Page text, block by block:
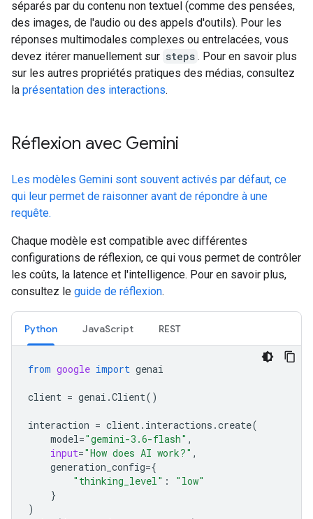
séparés par du contenu non textuel (comme des pensées,
des images, de l'audio ou des appels d'outils). Pour les
réponses multimodales complexes ou entrelacées, vous
devez itérer manuellement sur steps . Pour en savoir plus
sur les autres propriétés pratiques des médias, consultez
la présentation des interactions.
Réflexion avec Gemini
Les modèles Gemini sont souvent activés par défaut, ce
qui leur permet de raisonner avant de répondre à une
requête.
Chaque modèle est compatible avec différentes
configurations de réflexion, ce qui vous permet de contrôler
les coûts, la latence et l'intelligence. Pour en savoir plus,
consultez le guide de réflexion.
Python JavaScript REST
from google import genai
client = genai .Client()
interaction = client. interactions .create(
model="gemini-3.6-flash" ,
input="How does AI work?" ,
generation_config={
"thinking_level" :
"low"
}
)